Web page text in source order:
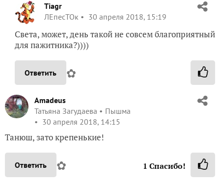
Tiagr
ЛЕпесТОк
30 апреля 2018, 15:19
Света, может, день такой не совсем благоприятный
для пажитника?))))
Ответить ✿
Amadeus
Татьяна Загудаева
Пышма
30 апреля 2018, 14:15
Танюш, зато крепенькие!
Ответить ✿ 1 Спасибо!